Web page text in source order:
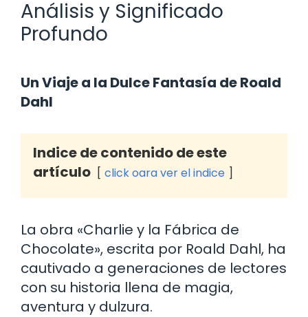
Análisis y Significado
Profundo
Un Viaje a la Dulce Fantasía de Roald
Dahl
Indice de contenido de este
artículo
click oara ver el indice
La obra «Charlie y la Fábrica de
Chocolate», escrita por Roald Dahl, ha
cautivado a generaciones de lectores
con su historia llena de magia,
aventura y dulzura.